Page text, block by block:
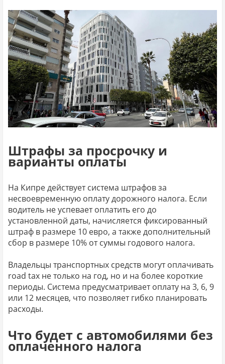
Штрафы за просрочку и
варианты оплаты
На Кипре действует система штрафов за
несвоевременную оплату дорожного налога. Если
водитель не успевает оплатить его до
установленной даты, начисляется фиксированный
штраф в размере 10 евро, а также дополнительный
сбор в размере 10% от суммы годового налога.
Владельцы транспортных средств могут оплачивать
road tax не только на год, но и на более короткие
периоды. Система предусматривает оплату на 3, 6, 9
или 12 месяцев, что позволяет гибко планировать
расходы.
Что будет с автомобилями без
оплаченного налога